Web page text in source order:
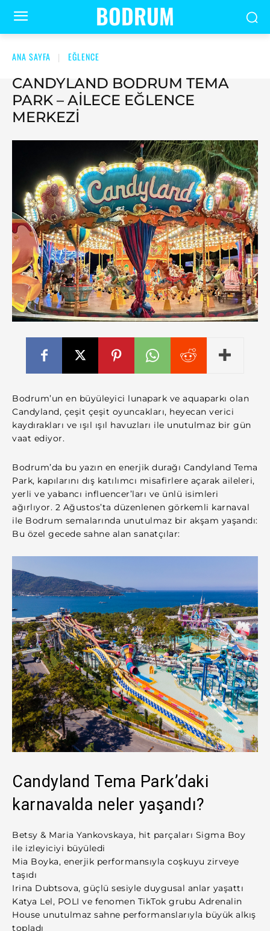
BODRUM
ANA SAYFA EĞLENCE
CANDYLAND BODRUM TEMA
PARK – AILECE EĞLENCE
MERKEZI
Bodrum’un en büyüleyici lunapark ve aquaparkı olan
Candyland, çeşit çeşit oyuncakları, heyecan verici
kaydırakları ve ışıl ışıl havuzları ile unutulmaz bir gün
vaat ediyor.
Bodrum’da bu yazın en enerjik durağı Candyland Tema
Park, kapılarını dış katılımcı misafirlere açarak aileleri,
yerli ve yabancı influencer’ları ve ünlü isimleri
ağırlıyor. 2 Ağustos’ta düzenlenen görkemli karnaval
ile Bodrum semalarında unutulmaz bir akşam yaşandı:
Bu özel gecede sahne alan sanatçılar:
Candyland Tema Park’daki
karnavalda neler yaşandı?
Betsy & Maria Yankovskaya, hit parçaları Sigma Boy
ile izleyiciyi büyüledi
Mia Boyka, enerjik performansıyla coşkuyu zirveye
taşıdı
Irina Dubtsova, güçlü sesiyle duygusal anlar yaşattı
Katya Lel, POLI ve fenomen TikTok grubu Adrenalin
House unutulmaz sahne performanslarıyla büyük alkış
topladı